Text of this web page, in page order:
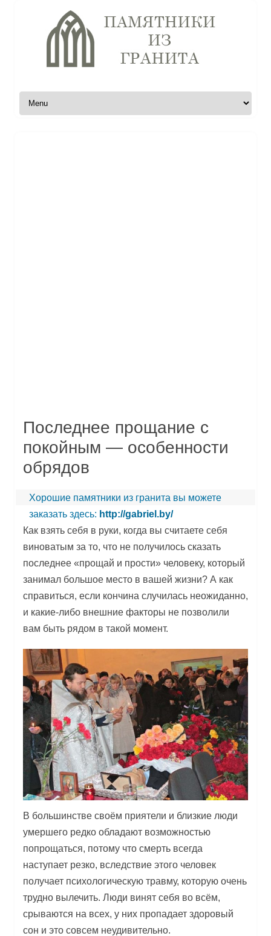
Skip to content
Последнее прощание с
покойным — особенности
обрядов
Хорошие памятники из гранита вы можете
заказать здесь: http://gabriel.by/
Как взять себя в руки, когда вы считаете себя
виноватым за то, что не получилось сказать
последнее «прощай и прости» человеку, который
занимал большое место в вашей жизни? А как
справиться, если кончина случилась неожиданно,
и какие-либо внешние факторы не позволили
вам быть рядом в такой момент.
В большинстве своём приятели и близкие люди
умершего редко обладают возможностью
попрощаться, потому что смерть всегда
наступает резко, вследствие этого человек
получает психологическую травму, которую очень
трудно вылечить. Люди винят себя во всём,
срываются на всех, у них пропадает здоровый
сон и это совсем неудивительно.